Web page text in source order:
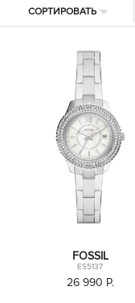
СОРТИРОВАТЬ
FOSSIL
ES5137
26 990 P.